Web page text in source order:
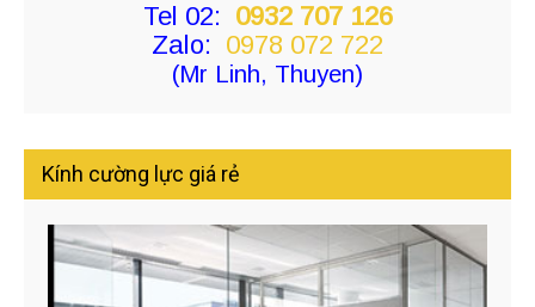
Tel 02: 0932 707 126
Zalo: 0978 072 722
(Mr Linh, Thuyen)
Kính cường lực giá rẻ